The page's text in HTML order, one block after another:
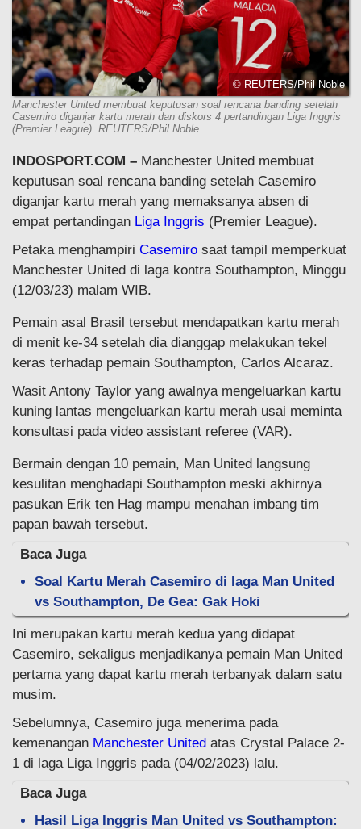
© REUTERS/Phil Noble
Manchester United membuat keputusan soal rencana banding setelah
Casemiro diganjar kartu merah dan diskors 4 pertandingan Liga Inggris
(Premier League). REUTERS/Phil Noble
INDOSPORT.COM – Manchester United membuat
keputusan soal rencana banding setelah Casemiro
diganjar kartu merah yang memaksanya absen di
empat pertandingan Liga Inggris (Premier League).
Petaka menghampiri Casemiro saat tampil memperkuat
Manchester United di laga kontra Southampton, Minggu
(12/03/23) malam WIB.
Pemain asal Brasil tersebut mendapatkan kartu merah
di menit ke-34 setelah dia dianggap melakukan tekel
keras terhadap pemain Southampton, Carlos Alcaraz.
Wasit Antony Taylor yang awalnya mengeluarkan kartu
kuning lantas mengeluarkan kartu merah usai meminta
konsultasi pada video assistant referee (VAR).
Bermain dengan 10 pemain, Man United langsung
kesulitan menghadapi Southampton meski akhirnya
pasukan Erik ten Hag mampu menahan imbang tim
papan bawah tersebut.
Baca Juga
Soal Kartu Merah Casemiro di laga Man United
vs Southampton, De Gea: Gak Hoki
Ini merupakan kartu merah kedua yang didapat
Casemiro, sekaligus menjadikanya pemain Man United
pertama yang dapat kartu merah terbanyak dalam satu
musim.
Sebelumnya, Casemiro juga menerima pada
kemenangan Manchester United atas Crystal Palace 2-
1 di laga Liga Inggris pada (04/02/2023) lalu.
Baca Juga
Hasil Liga Inggris Man United vs Southampton: